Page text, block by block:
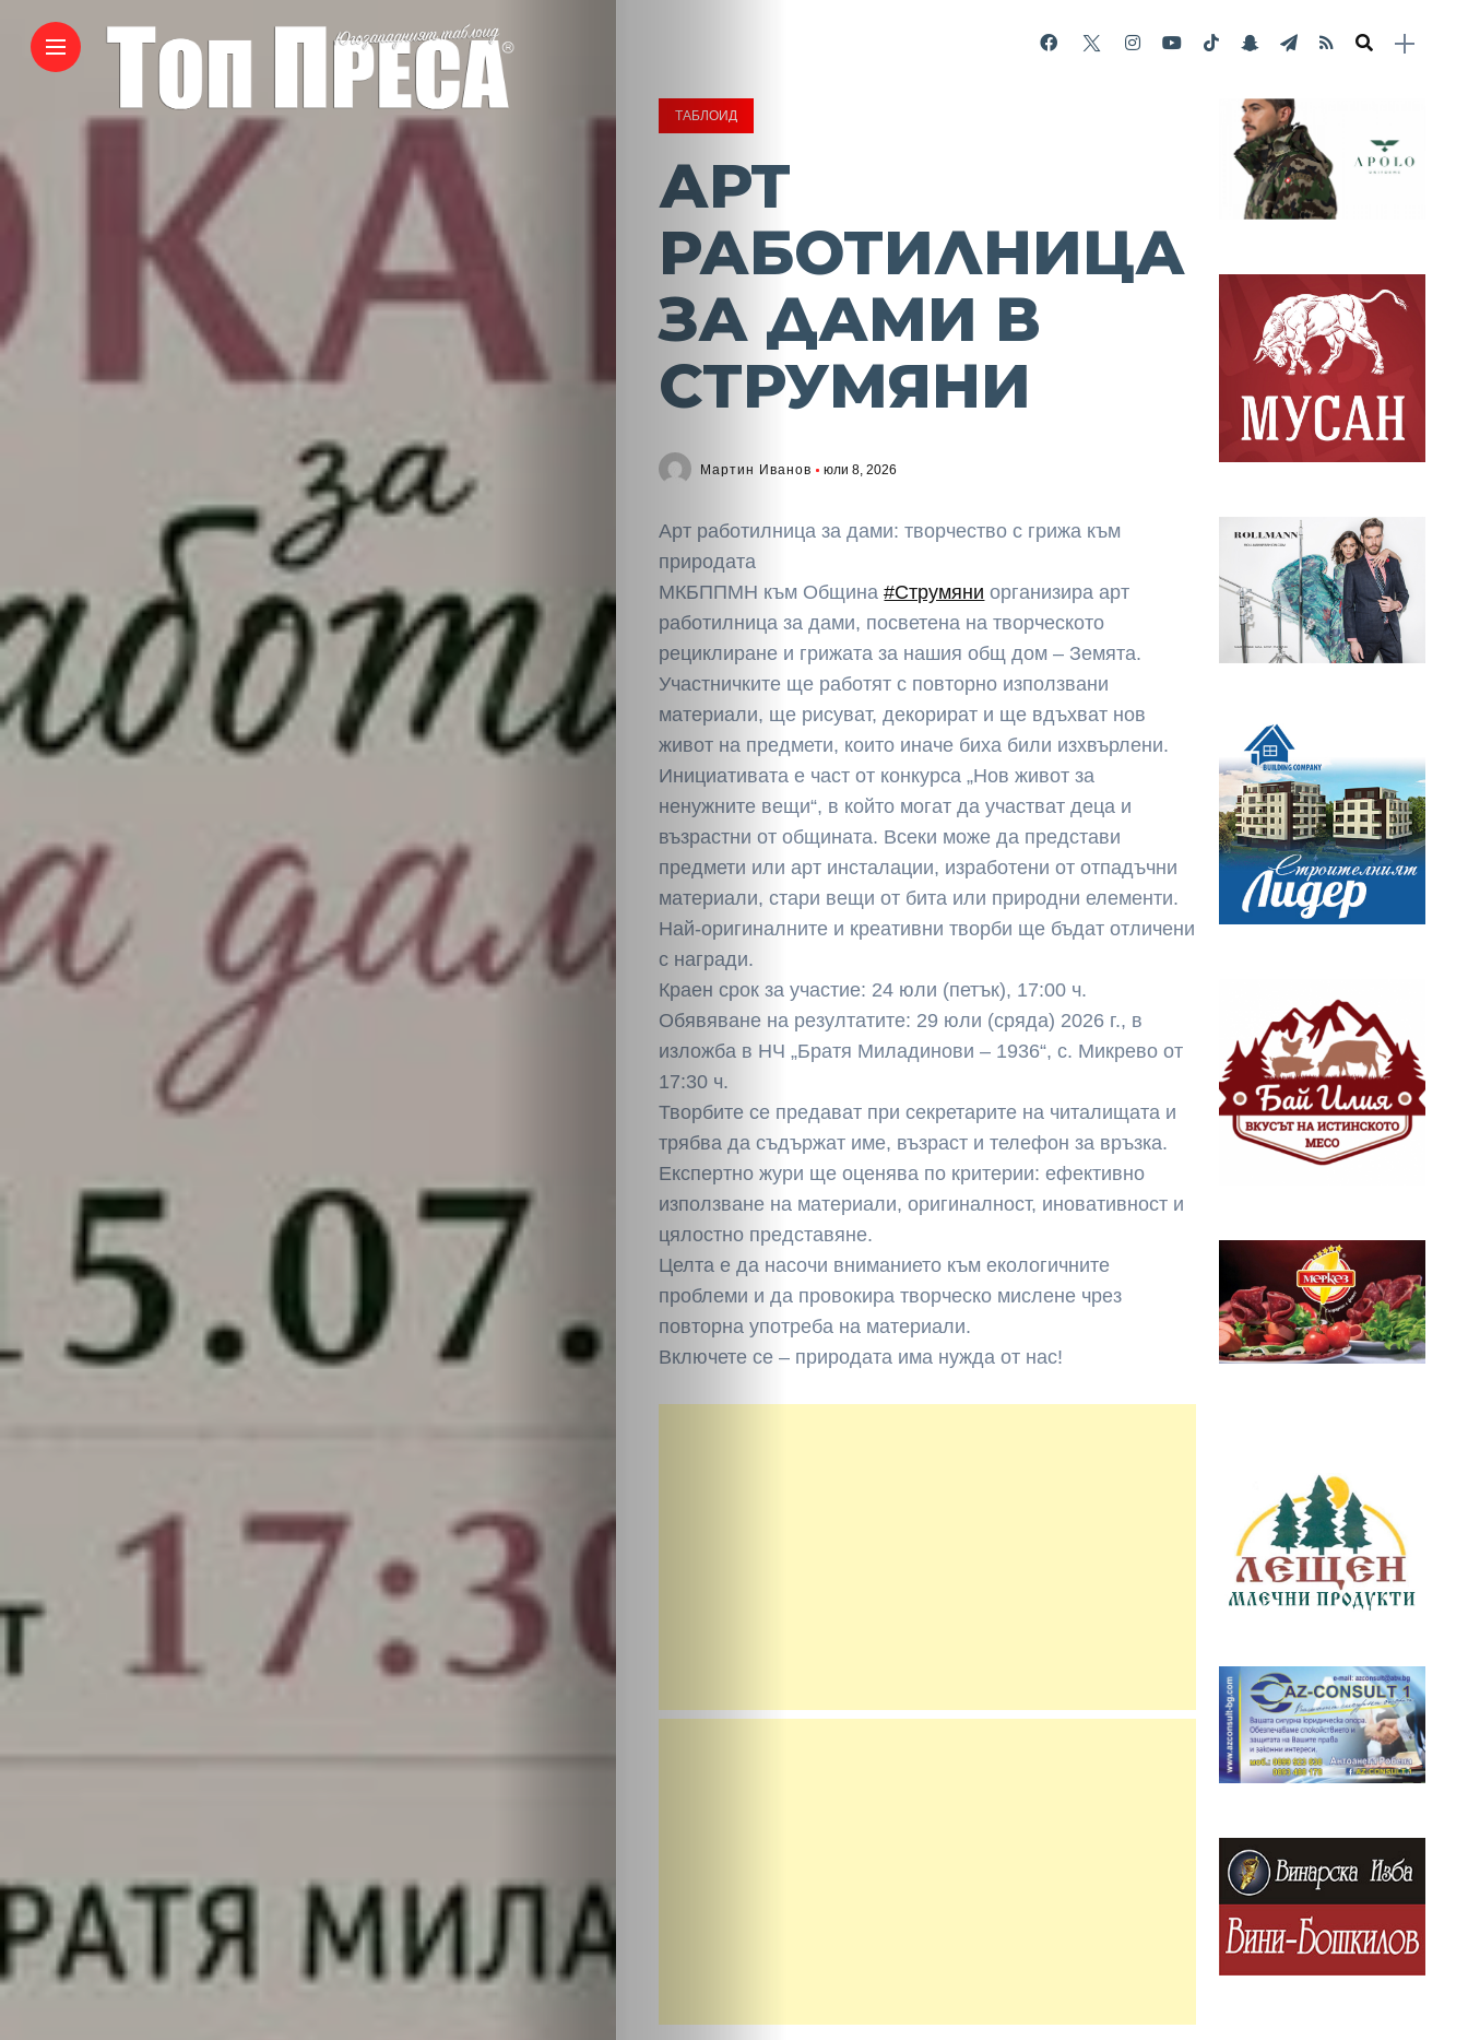
Спорт
Малки
ТАБЛОИД
АРТ
РАБОТИЛНИЦА
ЗА ДАМИ В
СТРУМЯНИ
Мартин Иванов юли 8, 2026
Арт работилница за дами: творчество с грижа към
природата
МКБППМН към Община#Струмяни организира арт
работилница за дами, посветена на творческото
рециклиране и грижата за нашия общ дом – Земята.
Участничките ще работят с повторно използвани
материали, ще рисуват, декорират и ще вдъхват нов
живот на предмети, които иначе биха били изхвърлени.
Инициативата е част от конкурса „Нов живот за
ненужните вещи“, в който могат да участват деца и
възрастни от общината. Всеки може да представи
предмети или арт инсталации, изработени от отпадъчни
материали, стари вещи от бита или природни елементи.
Най-оригиналните и креативни творби ще бъдат отличени
с награди.
Краен срок за участие: 24 юли (петък), 17:00 ч.
Обявяване на резултатите: 29 юли (сряда) 2026 г., в
изложба в НЧ „Братя Миладинови – 1936“, с. Микрево от
17:30 ч.
Творбите се предават при секретарите на читалищата и
трябва да съдържат име, възраст и телефон за връзка.
Експертно жури ще оценява по критерии: ефективно
използване на материали, оригиналност, иновативност и
цялостно представяне.
Целта e да насочи вниманието към екологичните
проблеми и да провокира творческо мислене чрез
повторна употреба на материали.
Включете се – природата има нужда от нас!